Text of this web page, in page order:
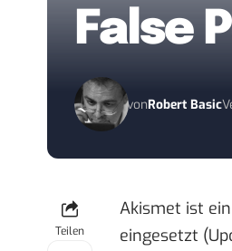
False
vonRobert Basic
Teilen
Akismet ist
eingesetzt